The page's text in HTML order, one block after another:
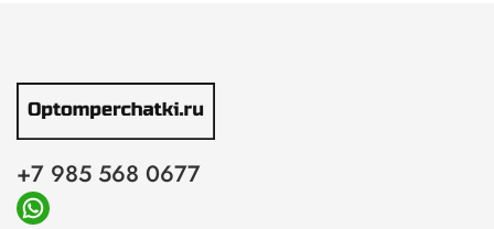
+7 985 568 0677